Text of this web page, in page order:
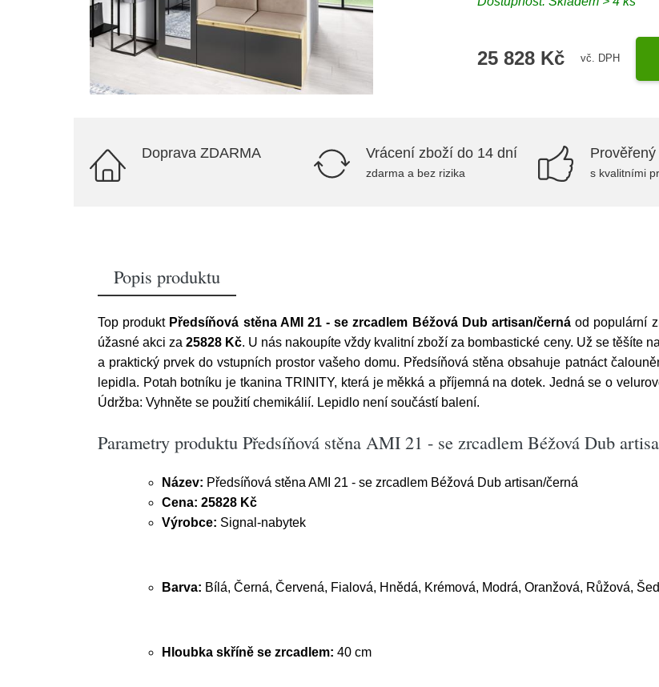
25 828 Kč vč. DPH
Doprava ZDARMA Vrácení zboží do 14 dní
zdarma a bez rizika s kvalitními
Popis produktu
Top produkt Předsíňová stěna AMI 21 - se zrcadlem Béžová Dub artisan/černá od populární
úžasné akci za25828 Kč. U nás nakoupíte vždy kvalitní zboží za bombastické ceny. Už se těšíte
a praktický prvek do vstupních prostor vašeho domu. Předsíňová stěna obsahuje patnáct
lepidla. Potah botníku je tkanina TRINITY, která je měkká a příjemná na dotek. Jedná se o
Údržba: Vyhněte se použití chemikálií. Lepidlo není součástí balení.
Parametry produktu Předsíňová stěna AMI 21 - se zrcadlem Béžová Dub
Název: Předsíňová stěna AMI 21 - se zrcadlem Béžová Dub artisan/černá
Cena: 25828 Kč
Výrobce: Signal-nabytek
Barva: Bílá, Černá, Červená, Fialová, Hnědá, Krémová, Modrá, Oranžová, Růžová,
Hloubka skříně se zrcadlem: 40 cm